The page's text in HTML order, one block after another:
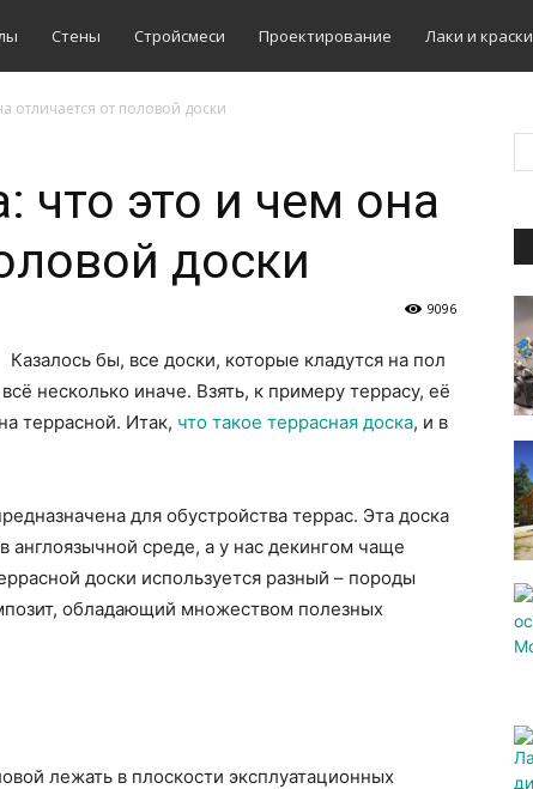
Стены Стройсмеси Проектирование Лаки и краски
отличается от половой доски
что это и чем она
доски
9096
Казалось бы, все доски, которые кладутся на пол
несколько иначе. Взять, к примеру террасу, её
террасной. Итак, что такое террасная доска, и в
для обустройства террас. Эта доска
англоязычной среде, а у нас декингом чаще
доски используется разный – породы
обладающий множеством полезных
лежать в плоскости эксплуатационных